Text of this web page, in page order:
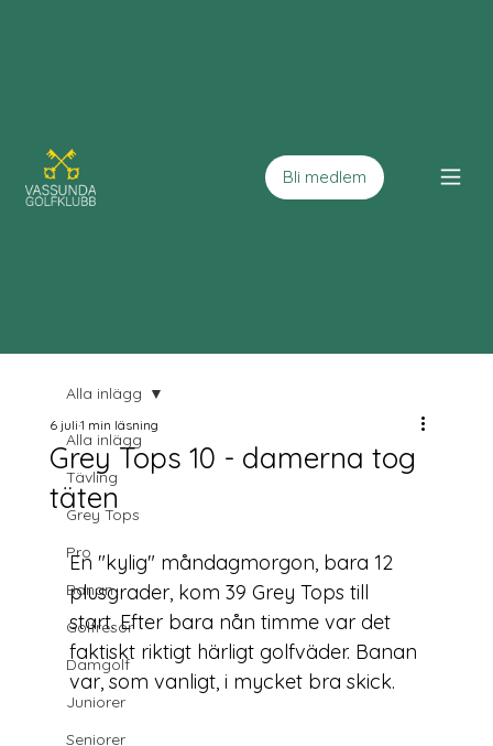
Bli medlem
Alla inlägg
Tävling
Grey Tops
Pro
Banan
Golfresor
Damgolf
Juniorer
Seniorer
Alla inlägg
Grey Tops 10 - damerna tog
täten
6 juli1 min läsning
En "kylig" måndagmorgon, bara 12
plusgrader, kom 39 Grey Tops till
start. Efter bara nån timme var det
faktiskt riktigt härligt golfväder. Banan
var, som vanligt, i mycket bra skick.